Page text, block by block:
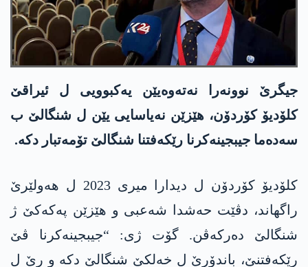
جیگرێ نوونەرا نەتەوەیێن یەکبوویی ل ئیراقێ
کلۆدیۆ کۆردۆن، ھێزێن نەیاسایی یێن ل شنگالێ ب
سەدەما جیبجینەکرنا رێکەفتنا شنگالێ تۆمەتبار دکە.
کلۆدیۆ کۆردۆن ل دیدارا میری 2023 ل ھەولێرێ
راگھاند، دڤێت حەشدا شەعبی و ھێزێن پەکەکێ ژ
شنگالێ دەرکەڤن. گۆت ژی: “جیبجینەکرنا ڤێ
رێکەفتنێ، باندۆرێ ل خەلکێ شنگالێ دکە و رێ ل